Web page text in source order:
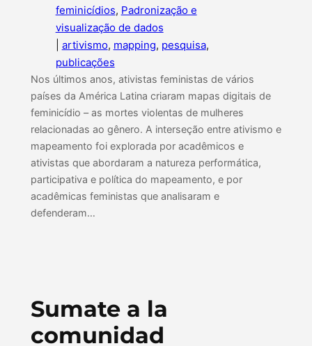
feminicídios, Padronização e
visualização de dados
artivismo, mapping, pesquisa
publicações
Nos últimos anos, ativistas feministas de vários
países da América Latina criaram mapas digitais de
feminicídio – as mortes violentas de mulheres
relacionadas ao gênero. A interseção entre ativismo e
mapeamento foi explorada por acadêmicos e
ativistas que abordaram a natureza performática,
participativa e política do mapeamento, e por
acadêmicas feministas que analisaram e
defenderam…
Sumate a la
comunidad